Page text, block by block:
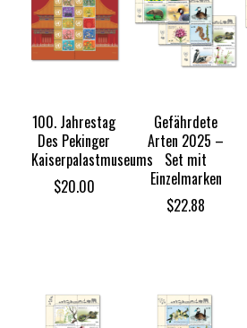
100. Jahrestag
Des Pekinger
Kaiserpalastmuseums
$20.00
Gefährdete
Arten 2025 –
Set mit
Einzelmarken
$22.88